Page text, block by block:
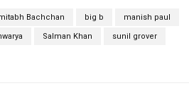
Bachchan big b manish paul
Salman Khan sunil grover